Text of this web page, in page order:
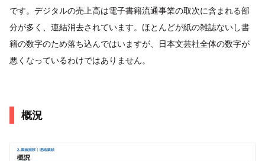
です。デジタルの売上高は電子書籍流通事業の取次に含まれる部
分が多く、連結消去されています。ほとんどが紙の雑誌ないし書
籍の数字のため落ち込んではいますが、日本文芸社全体の数字が
悪くなっているわけではありません。
概況